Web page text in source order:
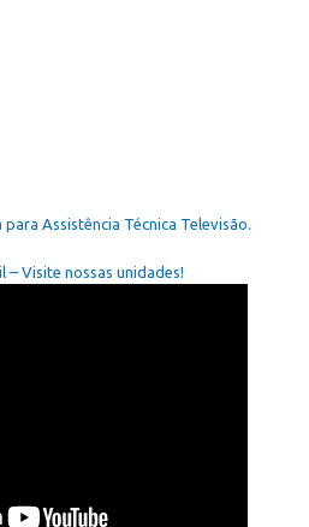
Assistência Técnica Televisão.
– Visite nossas unidades!